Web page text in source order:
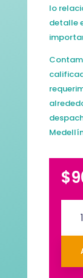
lo
detalle
$